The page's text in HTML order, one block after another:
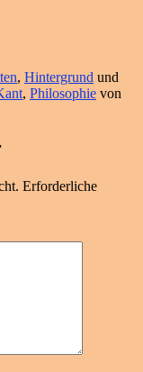
, Hintergrund und
, Philosophie von
Erforderliche